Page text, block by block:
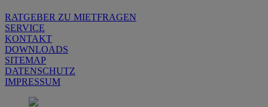
RATGEBER ZU MIETFRAGEN
SERVICE
KONTAKT
DOWNLOADS
SITEMAP
DATENSCHUTZ
IMPRESSUM